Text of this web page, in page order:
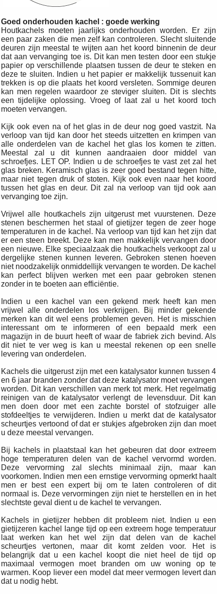
Goed onderhouden kachel : goede werking
Houtkachels moeten jaarlijks onderhouden worden. Er zijn
een paar zaken die men zelf kan controleren. Slecht sluitende
deuren zijn meestal te wijten aan het koord binnenin de deur
dat aan vervanging toe is. Dit kan men testen door een stukje
papier op verschillende plaatsen tussen de deur te steken en
deze te sluiten. Indien u het papier er makkelijk tussenuit kan
trekken is op die plaats het koord versleten. Sommige deuren
kan men regelen waardoor ze steviger sluiten. Dit is slechts
een tijdelijke oplossing. Vroeg of laat zal u het koord toch
moeten vervangen.
Kijk ook even na of het glas in de deur nog goed vastzit. Na
verloop van tijd kan door het steeds uitzetten en krimpen van
alle onderdelen van de kachel het glas los komen te zitten.
Meestal zal u dit kunnen aandraaien door middel van
schroefjes. LET OP. Indien u de schroefjes te vast zet zal het
glas breken. Keramisch glas is zeer goed bestand tegen hitte,
maar niet tegen druk of stoten. Kijk ook even naar het koord
tussen het glas en deur. Dit zal na verloop van tijd ook aan
vervanging toe zijn.
Vrijwel alle houtkachels zijn uitgerust met vuurstenen. Deze
stenen beschermen het staal of gietijzer tegen de zeer hoge
temperaturen in de kachel. Na verloop van tijd kan het zijn dat
er een steen breekt. Deze kan men makkelijk vervangen door
een nieuwe. Elke speciaalzaak die houtkachels verkoopt zal u
dergelijke stenen kunnen leveren. Gebroken stenen hoeven
niet noodzakelijk onmiddellijk vervangen te worden. De kachel
kan perfect blijven werken met een paar gebroken stenen
zonder in te boeten aan efficiëntie.
Indien u een kachel van een gekend merk heeft kan men
vrijwel alle onderdelen los verkrijgen. Bij minder gekende
merken kan dit wel eens problemen geven. Het is misschien
interessant om te informeren of een bepaald merk een
magazijn in de buurt heeft of waar de fabriek zich bevind. Als
dit niet te ver weg is kan u meestal rekenen op een snelle
levering van onderdelen.
Kachels die uitgerust zijn met een katalysator kunnen tussen 4
en 6 jaar branden zonder dat deze katalysator moet vervangen
worden. Dit kan verschillen van merk tot merk. Het regelmatig
reinigen van de katalysator verlengt de levensduur. Dit kan
men doen door met een zachte borstel of stofzuiger alle
stofdeeltjes te verwijderen. Indien u merkt dat de katalysator
scheurtjes vertoond of dat er stukjes afgebroken zijn dan moet
u deze meestal vervangen.
Bij kachels in plaatstaal kan het gebeuren dat door extreem
hoge temperaturen delen van de kachel vervormd worden.
Deze vervorming zal slechts minimaal zijn, maar kan
voorkomen. Indien men een ernstige vervorming opmerkt haalt
men er best een expert bij om te laten controleren of dit
normaal is. Deze vervormingen zijn niet te herstellen en in het
slechtste geval dient u de kachel te vervangen.
Kachels in gietijzer hebben dit probleem niet. Indien u een
gietijzeren kachel lange tijd op een extreem hoge temperatuur
laat werken kan het wel zijn dat delen van de kachel
scheurtjes vertonen, maar dit komt zelden voor. Het is
belangrijk dat u een kachel koopt die niet heel de tijd op
maximaal vermogen moet branden om uw woning op te
warmen. Koop liever een model dat meer vermogen levert dan
dat u nodig hebt.